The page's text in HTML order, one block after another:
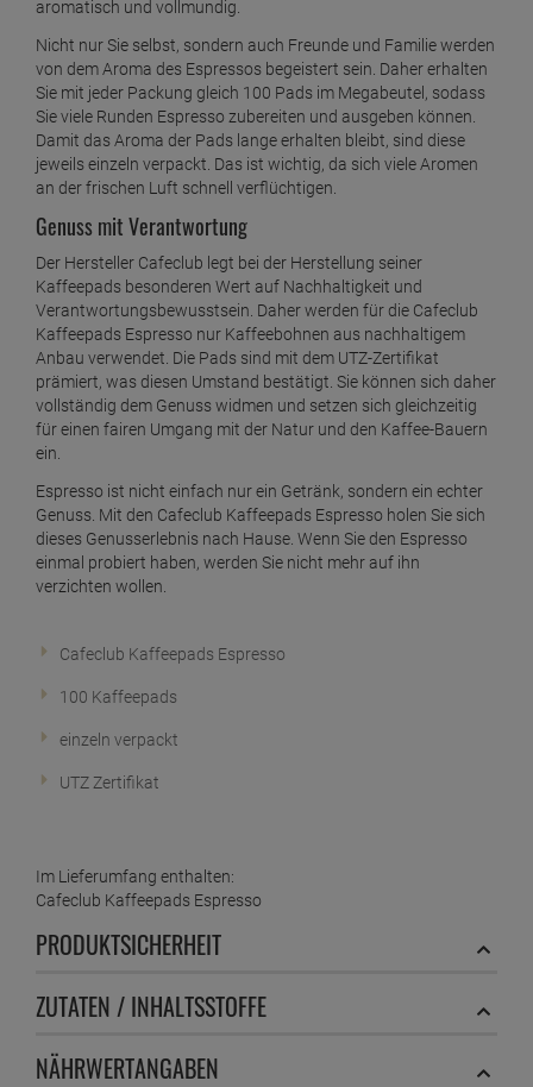
aromatisch und vollmundig.
Nicht nur Sie selbst, sondern auch Freunde und Familie werden
von dem Aroma des Espressos begeistert sein. Daher erhalten
Sie mit jeder Packung gleich 100 Pads im Megabeutel, sodass
Sie viele Runden Espresso zubereiten und ausgeben können.
Damit das Aroma der Pads lange erhalten bleibt, sind diese
jeweils einzeln verpackt. Das ist wichtig, da sich viele Aromen
an der frischen Luft schnell verflüchtigen.
Genuss mit Verantwortung
Der Hersteller Cafeclub legt bei der Herstellung seiner
Kaffeepads besonderen Wert auf Nachhaltigkeit und
Verantwortungsbewusstsein. Daher werden für die Cafeclub
Kaffeepads Espresso nur Kaffeebohnen aus nachhaltigem
Anbau verwendet. Die Pads sind mit dem UTZ-Zertifikat
prämiert, was diesen Umstand bestätigt. Sie können sich daher
vollständig dem Genuss widmen und setzen sich gleichzeitig
für einen fairen Umgang mit der Natur und den Kaffee-Bauern
ein.
Espresso ist nicht einfach nur ein Getränk, sondern ein echter
Genuss. Mit den Cafeclub Kaffeepads Espresso holen Sie sich
dieses Genusserlebnis nach Hause. Wenn Sie den Espresso
einmal probiert haben, werden Sie nicht mehr auf ihn
verzichten wollen.
Cafeclub Kaffeepads Espresso
100 Kaffeepads
einzeln verpackt
UTZ Zertifikat
Im Lieferumfang enthalten:
Cafeclub Kaffeepads Espresso
PRODUKTSICHERHEIT
ZUTATEN / INHALTSSTOFFE
NÄHRWERTANGABEN